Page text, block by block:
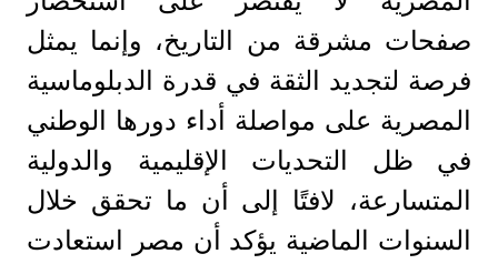
صفحات مشرقة من التاريخ، وإنما يمثل
فرصة لتجديد الثقة في قدرة الدبلوماسية
المصرية على مواصلة أداء دورها الوطني
في ظل التحديات الإقليمية والدولية
المتسارعة، لافتًا إلى أن ما تحقق خلال
السنوات الماضية يؤكد أن مصر استعادت